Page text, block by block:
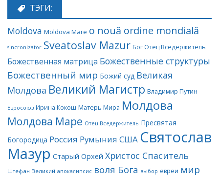
ТЭГИ:
Moldova Moldova Mare o nouă ordine mondială
sincronizator Sveatoslav Mazur Бог Отец Вседержитель
Божественная матрица Божественные структуры
Божественный мир Божий суд Великая
Молдова Великий Магистр Владимир Путин
Евросоюз Ирина Кокош Матерь Мира Молдова
Молдова Маре Отец Вседержитель Пресвятая
Богородица Россия Румыния США Святослав
Мазур Старый Орхей Христос Спаситель
Штефан Великий апокалипсис воля Бога выбор евреи мир